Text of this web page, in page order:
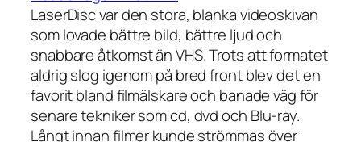
LaserDisc var den stora, blanka videoskivan
som lovade bättre bild, bättre ljud och
snabbare åtkomst än VHS. Trots att formatet
aldrig slog igenom på bred front blev det en
favorit bland filmälskare och banade väg för
senare tekniker som cd, dvd och Blu-ray.
Långt innan filmer kunde strömmas över